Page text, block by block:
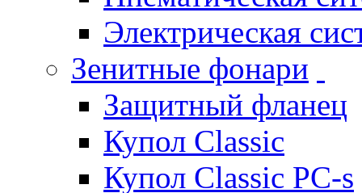
Электрическая
Зенитные фонари
Защитный фланец
Купол Classic
Купол Classic PC-s